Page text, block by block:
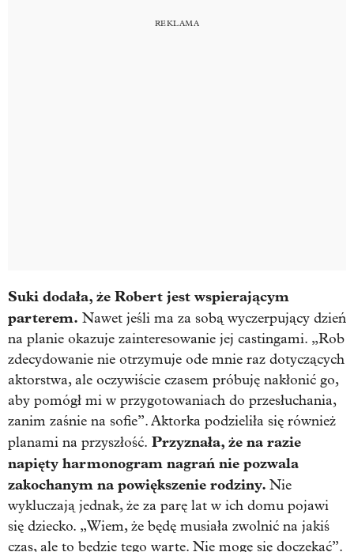
Suki dodała, że Robert jest wspierającym
parterem. Nawet jeśli ma za sobą wyczerpujący dzień
na planie okazuje zainteresowanie jej castingami. „Rob
zdecydowanie nie otrzymuje ode mnie raz dotyczących
aktorstwa, ale oczywiście czasem próbuję nakłonić go,
aby pomógł mi w przygotowaniach do przesłuchania,
zanim zaśnie na sofie”. Aktorka podzieliła się również
planami na przyszłość. Przyznała, że na razie
napięty harmonogram nagrań nie pozwala
zakochanym na powiększenie rodziny. Nie
wykluczają jednak, że za parę lat w ich domu pojawi
się dziecko. „Wiem, że będę musiała zwolnić na jakiś
czas, ale to będzie tego warte. Nie mogę się doczekać”.